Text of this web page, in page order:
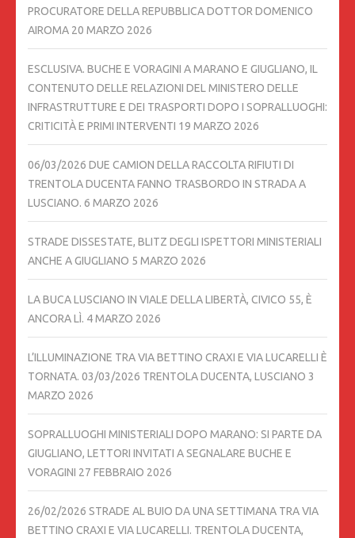
PROCURATORE DELLA REPUBBLICA DOTTOR DOMENICO
AIROMA 20 MARZO 2026
ESCLUSIVA. BUCHE E VORAGINI A MARANO E GIUGLIANO, IL
CONTENUTO DELLE RELAZIONI DEL MINISTERO DELLE
INFRASTRUTTURE E DEI TRASPORTI DOPO I SOPRALLUOGHI:
CRITICITÀ E PRIMI INTERVENTI 19 MARZO 2026
06/03/2026 DUE CAMION DELLA RACCOLTA RIFIUTI DI
TRENTOLA DUCENTA FANNO TRASBORDO IN STRADA A
LUSCIANO. 6 MARZO 2026
STRADE DISSESTATE, BLITZ DEGLI ISPETTORI MINISTERIALI
ANCHE A GIUGLIANO 5 MARZO 2026
LA BUCA LUSCIANO IN VIALE DELLA LIBERTÀ, CIVICO 55, È
ANCORA LÌ. 4 MARZO 2026
L’ILLUMINAZIONE TRA VIA BETTINO CRAXI E VIA LUCARELLI È
TORNATA. 03/03/2026 TRENTOLA DUCENTA, LUSCIANO 3
MARZO 2026
SOPRALLUOGHI MINISTERIALI DOPO MARANO: SI PARTE DA
GIUGLIANO, LETTORI INVITATI A SEGNALARE BUCHE E
VORAGINI 27 FEBBRAIO 2026
26/02/2026 STRADE AL BUIO DA UNA SETTIMANA TRA VIA
BETTINO CRAXI E VIA LUCARELLI. TRENTOLA DUCENTA,